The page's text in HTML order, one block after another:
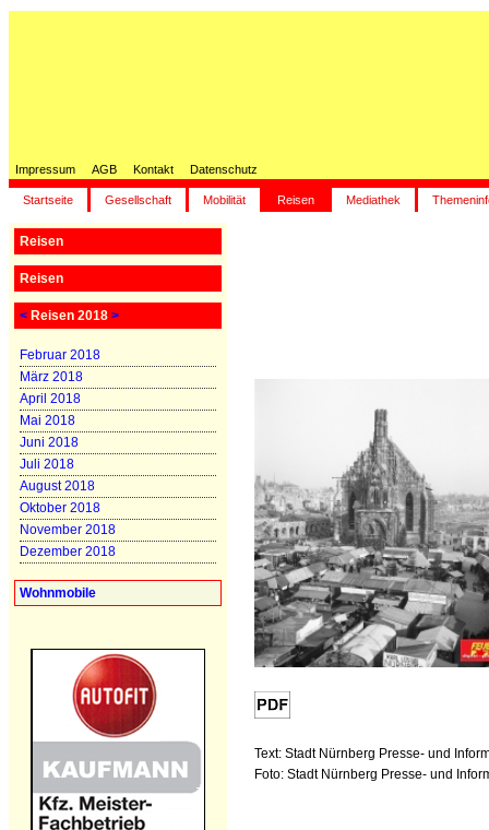
Impressum AGB Kontakt Datenschutz
Startseite Gesellschaft Mobilität Reisen Mediathek
Reisen
Reisen
< Reisen 2018 >
Februar 2018
März 2018
April 2018
Mai 2018
Juni 2018
Juli 2018
August 2018
Oktober 2018
November 2018
Dezember 2018
Wohnmobile
Text: Stadt Nürnberg Presse- und
Foto: Stadt Nürnberg Presse- und